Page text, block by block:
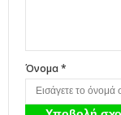
Όνομα *